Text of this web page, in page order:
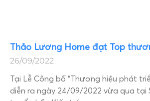
Thảo Lương Home đạt Top
26/09/2022
Tại Lễ Công bố “Thương hiệu phát
diễn ra ngày 24/09/2022 vừa qua tại